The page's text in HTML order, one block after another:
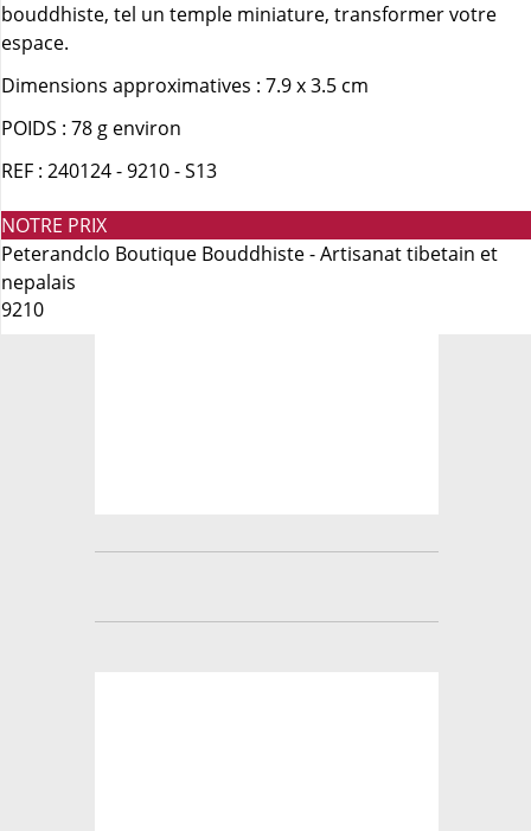
bouddhiste, tel un temple miniature, transformer votre
espace.
Dimensions approximatives : 7.9 x 3.5 cm
POIDS : 78 g environ
REF : 240124 - 9210 - S13
NOTRE PRIX
Peterandclo Boutique Bouddhiste - Artisanat tibetain et
nepalais
9210